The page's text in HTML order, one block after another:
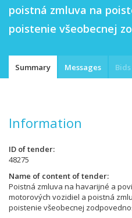
poistná zmluva na
poistenie všeobecnej
Summary Messages
Information
ID of tender
48275
Name of content of tender
Poistná zmluva na havarijné a
motorových vozidiel a poistná
poistenie všeobecnej